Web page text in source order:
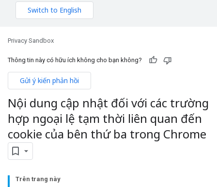
Privacy Sandbox
Thông tin này có hữu ích không cho bạn không?
Gửi ý kiến phản hồi
Nội dung cập nhật đối với các trường
hợp ngoại lệ tạm thời liên quan đến
cookie của bên thứ ba trong Chrome
Trên trang này